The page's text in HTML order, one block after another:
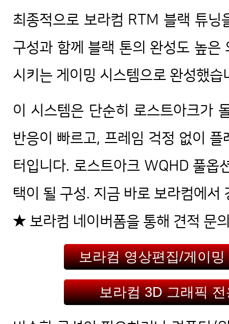
최종적으로 보라컴 RTM 블랙 튜닝
구성과 함께 블랙 톤의 완성도 높은
시키는 게이밍 시스템으로 완성했습
이 시스템은 단순히 로스트아크가
반응이 빠르고, 프레임 걱정 없이
터입니다. 로스트아크 WQHD 풀옵
택이 될 구성. 지금 바로 보라컴에서
★ 보라컴 네이버폼을 통해 견적 문
보라컴 영상편집/게이
보라컴 3D 그래픽